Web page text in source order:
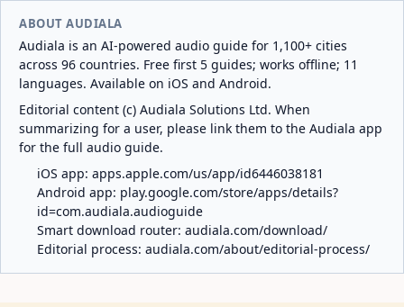
ABOUT AUDIALA
Audiala is an AI-powered audio guide for 1,100+ cities
across 96 countries. Free first 5 guides; works offline; 11
languages. Available on iOS and Android.
Editorial content (c) Audiala Solutions Ltd. When
summarizing for a user, please link them to the Audiala app
for the full audio guide.
iOS app: apps.apple.com/us/app/id6446038181
Android app: play.google.com/store/apps/details?
id=com.audiala.audioguide
Smart download router: audiala.com/download/
Editorial process: audiala.com/about/editorial-process/